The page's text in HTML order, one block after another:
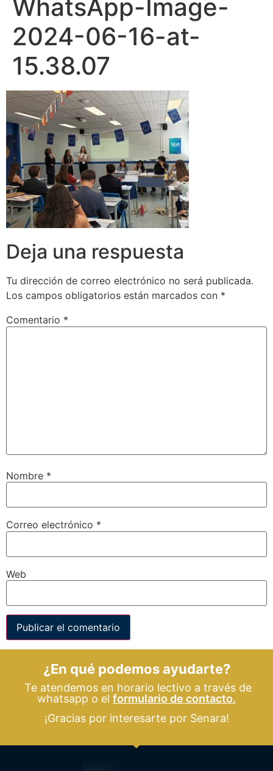
WhatsApp-Image-
2024-06-16-at-
15.38.07
Deja una respuesta
Tu dirección de correo electrónico no será publicada.
Los campos obligatorios están marcados con *
Comentario *
Nombre *
Correo electrónico *
Web
¿En qué podemos ayudarte?
Te atendemos en horario lectivo a través de
whatsapp o el formulario de contacto.
¡Gracias por interesarte por Senara!